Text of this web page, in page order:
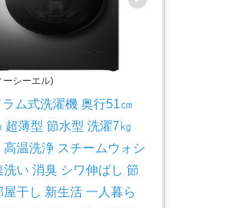
ーシーエル)
ム式洗濯機 奥行51㎝
超薄型 節水型 洗濯7㎏
高温洗浄 スチームウォシ
洗い 消臭 シワ伸ばし 節
屋干し 新生活 一人暮ら